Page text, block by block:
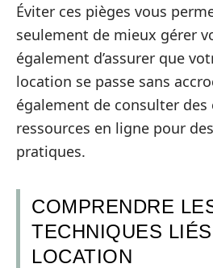
Éviter ces pièges vous
seulement de mieux gérer
également d’assurer que
location se passe sans
également de consulter des
ressources en ligne pour
pratiques.
COMPRENDRE
TECHNIQUES
LOCATION